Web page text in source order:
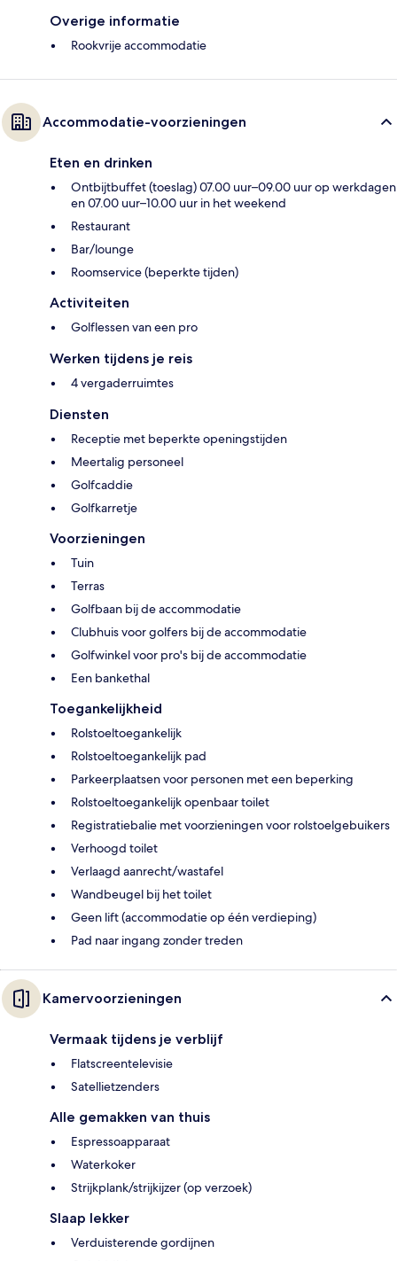
Overige informatie
Rookvrije accommodatie
Accommodatie-voorzieningen
Eten en drinken
Ontbijtbuffet (toeslag) 07.00 uur–09.00 uur op werkdagen
en 07.00 uur–10.00 uur in het weekend
Restaurant
Bar/lounge
Roomservice (beperkte tijden)
Activiteiten
Golflessen van een pro
Werken tijdens je reis
4 vergaderruimtes
Diensten
Receptie met beperkte openingstijden
Meertalig personeel
Golfcaddie
Golfkarretje
Voorzieningen
Tuin
Terras
Golfbaan bij de accommodatie
Clubhuis voor golfers bij de accommodatie
Golfwinkel voor pro's bij de accommodatie
Een bankethal
Toegankelijkheid
Rolstoeltoegankelijk
Rolstoeltoegankelijk pad
Parkeerplaatsen voor personen met een beperking
Rolstoeltoegankelijk openbaar toilet
Registratiebalie met voorzieningen voor rolstoelgebuikers
Verhoogd toilet
Verlaagd aanrecht/wastafel
Wandbeugel bij het toilet
Geen lift (accommodatie op één verdieping)
Pad naar ingang zonder treden
Kamervoorzieningen
Vermaak tijdens je verblijf
Flatscreentelevisie
Satellietzenders
Alle gemakken van thuis
Espressoapparaat
Waterkoker
Strijkplank/strijkijzer (op verzoek)
Slaap lekker
Verduisterende gordijnen